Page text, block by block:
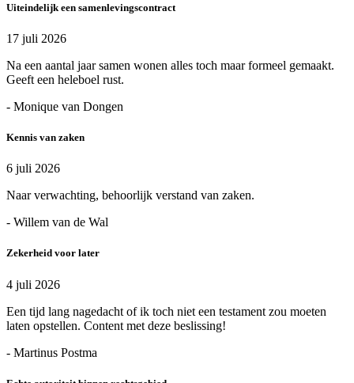
Uiteindelijk een samenlevingscontract
17 juli 2026
Na een aantal jaar samen wonen alles toch maar formeel gemaakt.
Geeft een heleboel rust.
- Monique van Dongen
Kennis van zaken
6 juli 2026
Naar verwachting, behoorlijk verstand van zaken.
- Willem van de Wal
Zekerheid voor later
4 juli 2026
Een tijd lang nagedacht of ik toch niet een testament zou moeten
laten opstellen. Content met deze beslissing!
- Martinus Postma